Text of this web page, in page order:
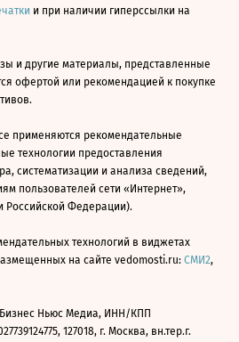
и при наличии гиперссылки на
и другие материалы, представленные
офертой или рекомендацией к покупке
применяются рекомендательные
технологии предоставления
систематизации и анализа сведений,
пользователей сети «Интернет»,
Российской Федерации).
технологий в виджетах
на сайте vedomosti.ru: СМИ2,
Ньюс Медиа, ИНН/КПП
127018, г. Москва, вн.тер.г.